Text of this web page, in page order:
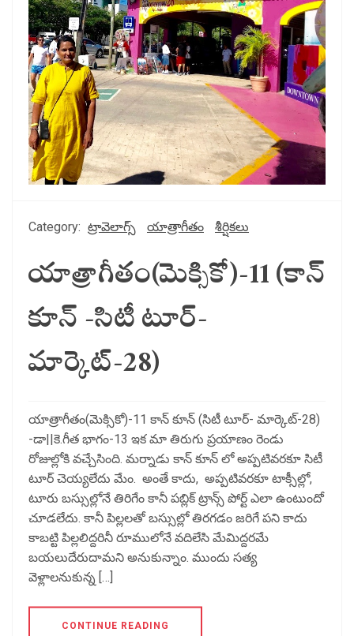
Category: ట్రావెలాగ్స్ యాత్రాగీతం శీర్షికలు
యాత్రాగీతం(మెక్సికో)-11 (కాన్
కూన్ -సిటీ టూర్-
మార్కెట్-28)
యాత్రాగీతం(మెక్సికో)-11 కాన్ కూన్ (సిటీ టూర్- మార్కెట్-28)
-డా||కె.గీత భాగం-13 ఇక మా తిరుగు ప్రయాణం రెండు
రోజుల్లోకి వచ్చేసింది. మర్నాడు కాన్ కూన్ లో అప్పటివరకూ సిటీ
టూర్ చెయ్యలేదు మేం. అంతే కాదు, అప్పటివరకూ టాక్సీల్లో,
టూరు బస్సుల్లోనే తిరిగేం కానీ పబ్లిక్ ట్రాన్స్ పోర్ట్ ఎలా ఉంటుందో
చూడలేదు. కానీ పిల్లలతో బస్సుల్లో తిరగడం జరిగే పని కాదు
కాబట్టి పిల్లలిద్దరినీ రూములోనే వదిలేసి మేమిద్దరమే
బయలుదేరుదామని అనుకున్నాం. ముందు సత్య
వెళ్లాలనుకున్న […]
CONTINUE READING